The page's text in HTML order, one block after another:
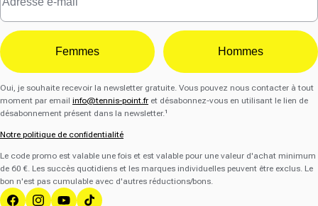
Femmes Hommes
Oui, je souhaite recevoir la newsletter gratuite. Vous pouvez nous contacter à tout
moment par email info@tennis-point.fr et désabonnez-vous en utilisant le lien de
désabonnement présent dans la newsletter.¹
Notre politique de confidentialité
Le code promo est valable une fois et est valable pour une valeur d'achat minimum
de 60 €. Les succès quotidiens et les marques individuelles peuvent être exclus. Le
bon n'est pas cumulable avec d'autres réductions/bons.